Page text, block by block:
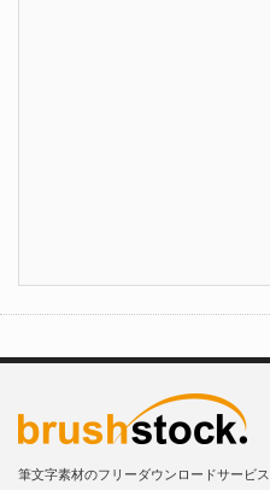
筆文字素材のフリーダウンロードサービス